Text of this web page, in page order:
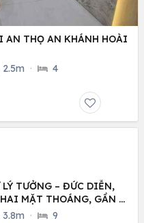
AN THỌ AN KHÁNH HOÀI
2.5m · 4
TƯỞNG – ĐỨC DIỄN,
MẶT THOÁNG, GẦN Ô
3.8m · 9